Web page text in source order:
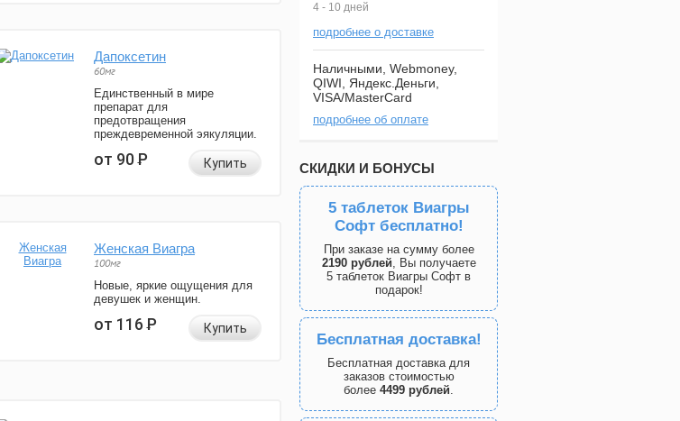
Дапоксетин
60мг
Единственный в мире
препарат для
предотвращения
преждевременной эякуляции.
от 90Р Купить
Женская Виагра
100мг
Новые, яркие ощущения для
девушек и женщин.
от 116Р Купить
4 - 10 дней
подробнее о доставке
Наличными, Webmoney,
QIWI, Яндекс.Деньги,
VISA/MasterCard
подробнее об оплате
СКИДКИ И БОНУСЫ
5 таблеток Виагры
Софт бесплатно!
При заказе на сумму более
2190 рублей, Вы получаете
5 таблеток Виагры Софт в
подарок!
Бесплатная доставка!
Бесплатная доставка для
заказов стоимостью
более 4499 рублей.